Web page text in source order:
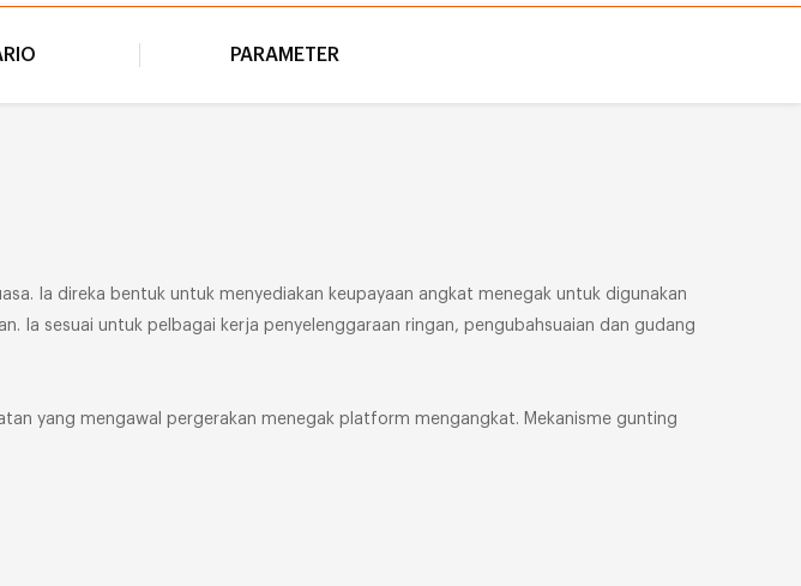
PARAMETER
Ia direka bentuk untuk menyediakan keupayaan angkat menegak untuk digunakan
Ia sesuai untuk pelbagai kerja penyelenggaraan ringan, pengubahsuaian dan gudang
yang mengawal pergerakan menegak platform mengangkat. Mekanisme gunting